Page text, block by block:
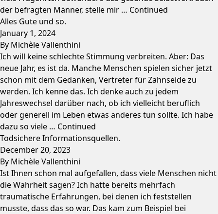
der befragten Männer, stelle mir … Continued
Alles Gute und so.
January 1, 2024
By Michèle Vallenthini
Ich will keine schlechte Stimmung verbreiten. Aber: Das
neue Jahr, es ist da. Manche Menschen spielen sicher jetzt
schon mit dem Gedanken, Vertreter für Zahnseide zu
werden. Ich kenne das. Ich denke auch zu jedem
Jahreswechsel darüber nach, ob ich vielleicht beruflich
oder generell im Leben etwas anderes tun sollte. Ich habe
dazu so viele … Continued
Todsichere Informationsquellen.
December 20, 2023
By Michèle Vallenthini
Ist Ihnen schon mal aufgefallen, dass viele Menschen nicht
die Wahrheit sagen? Ich hatte bereits mehrfach
traumatische Erfahrungen, bei denen ich feststellen
musste, dass das so war. Das kam zum Beispiel bei